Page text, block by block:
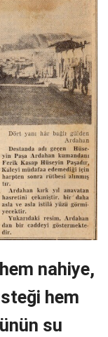
nahiye,
hem
su